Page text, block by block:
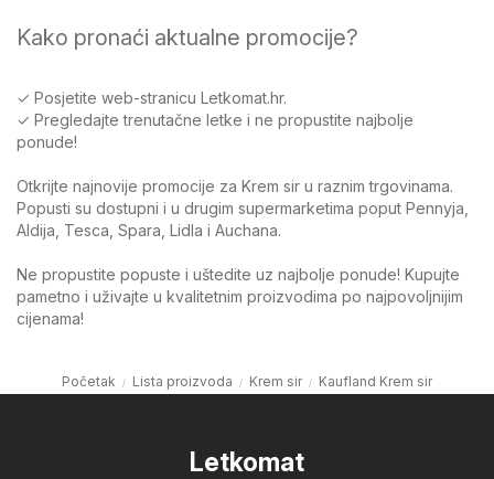
Kako pronaći aktualne promocije?
✓ Posjetite web-stranicu Letkomat.hr.
✓ Pregledajte trenutačne letke i ne propustite najbolje
ponude!
Otkrijte najnovije promocije za Krem sir u raznim trgovinama.
Popusti su dostupni i u drugim supermarketima poput Pennyja,
Aldija, Tesca, Spara, Lidla i Auchana.
Ne propustite popuste i uštedite uz najbolje ponude! Kupujte
pametno i uživajte u kvalitetnim proizvodima po najpovoljnijim
cijenama!
Početak Lista proizvoda Krem sir Kaufland Krem sir
Letkomat